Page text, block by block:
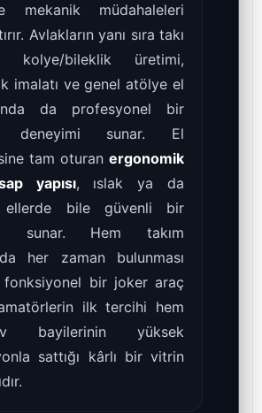
mekanik müdahaleleri
Avlakların yanı sıra takı
kolye/bileklik üretimi,
imalatı ve genel atölye el
da profesyonel bir
deneyimi sunar. El
tam oturan ergonomik
yapısı, ıslak ya da
ellerde bile güvenli bir
sunar. Hem takım
her zaman bulunması
fonksiyonel bir joker araç
ilk tercihi hem
bayilerinin yüksek
sattığı kârlı bir vitrin